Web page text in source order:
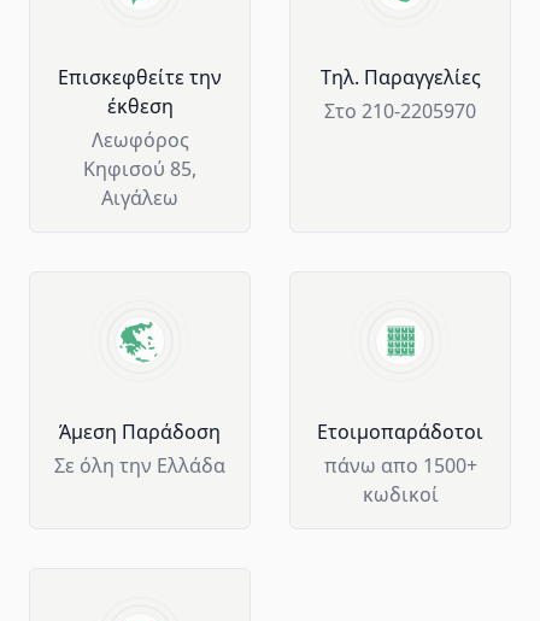
Επισκεφθείτε την
έκθεση
Λεωφόρος
Κηφισού 85,
Αιγάλεω
Tηλ. Παραγγελίες
Στο 210-2205970
Άμεση Παράδοση
Σε όλη την Ελλάδα
Ετοιμοπαράδοτοι
πάνω απο 1500+
κωδικοί